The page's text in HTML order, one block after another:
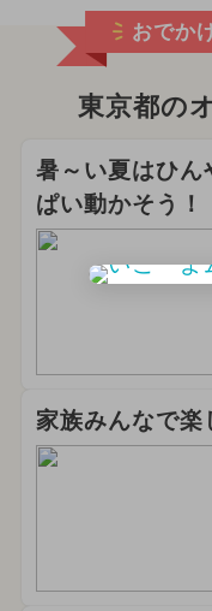
2025年3月のイ
2024年8月のイ
2026年5月のイ
イルミネーショ
2026年3月のイ
2024年2月のイ
2026年6月のイ
2025年7月のイ
2024年9月のイ
おでか
東京都の
暑～い夏はひん
ぱい動かそう！
家族みんなで楽